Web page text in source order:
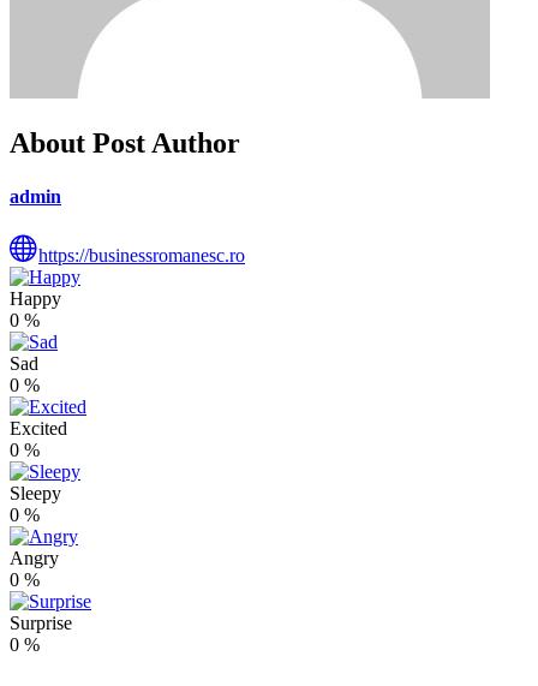
About Post Author
admin
https://businessromanesc.ro
Happy
0 %
Sad
0 %
Excited
0 %
Sleepy
0 %
Angry
0 %
Surprise
0 %